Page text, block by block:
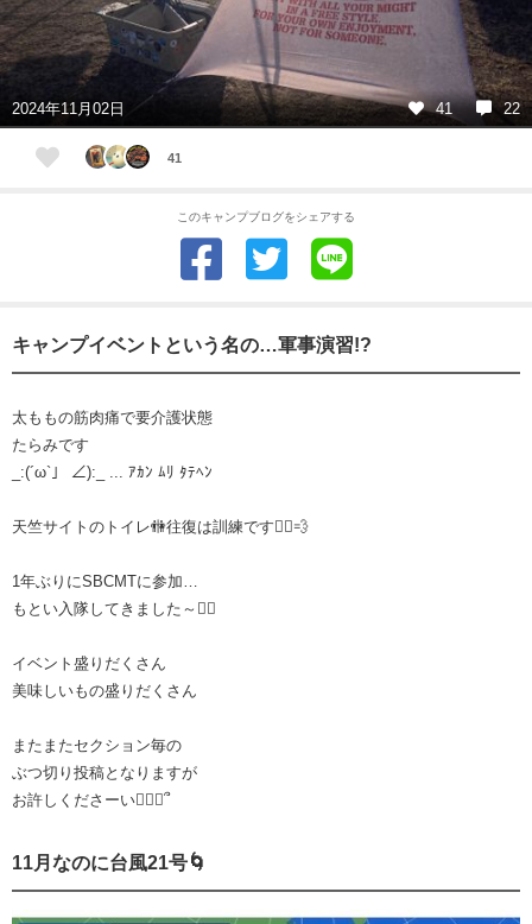
2024年11月02日 41 22
41
このキャンプブログをシェアする
キャンプイベントという名の…軍事演習!?
太ももの筋肉痛で要介護状態
たらみです
_:(´ω`」 ∠):_ ... ｱｶﾝ ﾑﾘ ﾀﾃﾍﾝ
天竺サイトのトイレ🚻往復は訓練です🏃‍♀️💨
1年ぶりにSBCMTに参加…
もとい入隊してきました～🙋‍♀️
イベント盛りだくさん
美味しいもの盛りだくさん
またまたセクション毎の
ぶつ切り投稿となりますが
お許しくださーい🙇🏻‍♀️՞
11月なのに台風21号🌀